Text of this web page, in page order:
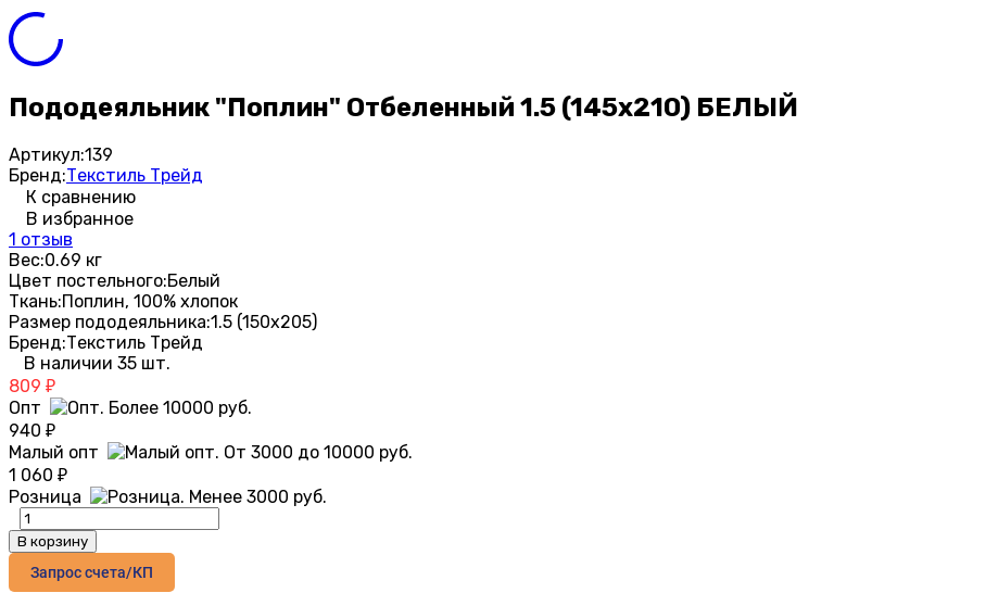
Пододеяльник "Поплин" Отбеленный 1.5 (145х210) БЕЛЫЙ
Артикул:139
Бренд:Текстиль Трейд
К сравнению
В избранное
1 отзыв
Вес:0.69 кг
Цвет постельного:Белый
Ткань:Поплин, 100% хлопок
Размер пододеяльника:1.5 (150х205)
Бренд:Текстиль Трейд
В наличии 35 шт.
809 ₽
Опт
940 ₽
Малый опт
1 060 ₽
Розница
В корзину
Запрос счета/КП